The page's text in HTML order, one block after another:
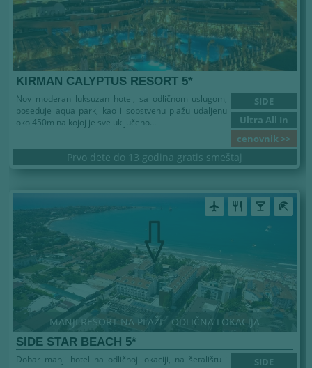
KIRMAN CALYPTUS RESORT 5*
SIDE
Ultra All In
cenovnik >>
Nov moderan luksuzan hotel, sa odličnom uslugom,
poseduje aqua park, kao i sopstvenu plažu udaljenu
oko 450m na kojoj je sve uključeno...
Prvo dete do 13 godina gratis smeštaj
airplanemode_active restaurant local_bar beach_access
MANJI RESORT NA PLAŽI - ODLIČNA LOKACIJA
SIDE STAR BEACH 5*
SIDE
Dobar manji hotel na odličnoj lokaciji, na šetalištu i